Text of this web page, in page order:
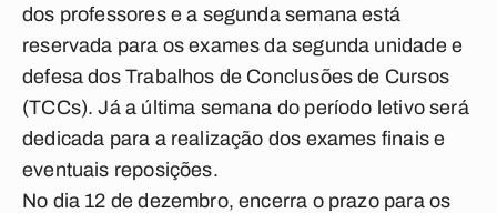
dos professores e a segunda semana está
reservada para os exames da segunda unidade e
defesa dos Trabalhos de Conclusões de Cursos
(TCCs). Já a última semana do período letivo será
dedicada para a realização dos exames finais e
eventuais reposições.
No dia 12 de dezembro, encerra o prazo para os